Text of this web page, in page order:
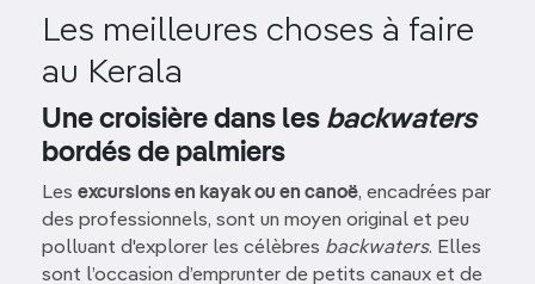
Les meilleures choses à faire
au Kerala
Une croisière dans les backwaters
bordés de palmiers
Les excursions en kayak ou en canoë, encadrées par
des professionnels, sont un moyen original et peu
polluant d'explorer les célèbres backwaters. Elles
sont l’occasion d’emprunter de petits canaux et de